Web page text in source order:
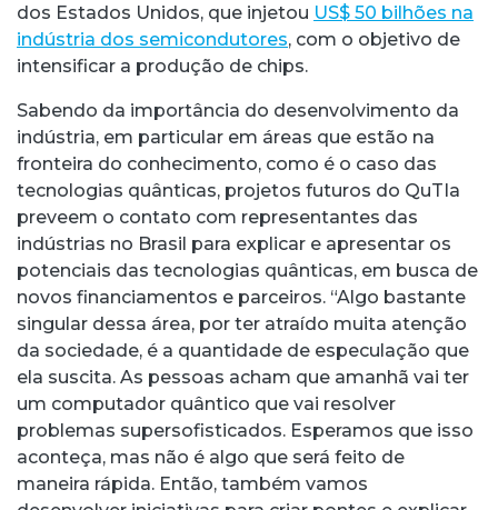
dos Estados Unidos, que injetou US$ 50 bilhões na
indústria dos semicondutores, com o objetivo de
intensificar a produção de chips.
Sabendo da importância do desenvolvimento da
indústria, em particular em áreas que estão na
fronteira do conhecimento, como é o caso das
tecnologias quânticas, projetos futuros do QuTIa
preveem o contato com representantes das
indústrias no Brasil para explicar e apresentar os
potenciais das tecnologias quânticas, em busca de
novos financiamentos e parceiros. “Algo bastante
singular dessa área, por ter atraído muita atenção
da sociedade, é a quantidade de especulação que
ela suscita. As pessoas acham que amanhã vai ter
um computador quântico que vai resolver
problemas supersofisticados. Esperamos que isso
aconteça, mas não é algo que será feito de
maneira rápida. Então, também vamos